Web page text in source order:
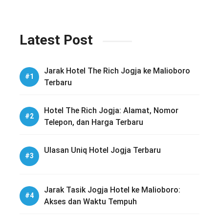
Latest Post
Jarak Hotel The Rich Jogja ke Malioboro
Terbaru
Hotel The Rich Jogja: Alamat, Nomor
Telepon, dan Harga Terbaru
Ulasan Uniq Hotel Jogja Terbaru
Jarak Tasik Jogja Hotel ke Malioboro:
Akses dan Waktu Tempuh